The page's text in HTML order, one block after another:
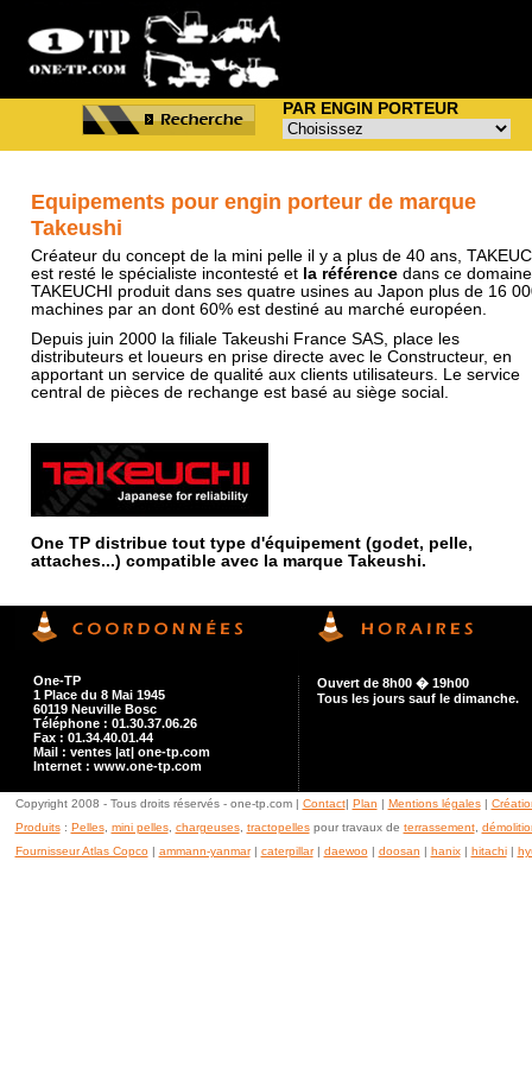
PAR ENGIN PORTEUR
Equipements pour engin porteur de marque
Takeushi
Créateur du concept de la mini pelle il y a plus de 40 ans,
est resté le spécialiste incontesté et la référencedans ce
TAKEUCHI produit dans ses quatre usines au Japon plus de 16
machines par an dont 60% est destiné au marché européen.
Depuis juin 2000 la filiale Takeushi France SAS, place les
distributeurs et loueurs en prise directe avec le Constructeur, en
apportant un service de qualité aux clients utilisateurs. Le service
central de pièces de rechange est basé au siège social.
One TP distribue tout type d'équipement (godet, pelle,
attaches...) compatible avec la marque Takeushi.
One-TP
1 Place du 8 Mai 1945
60119 Neuville Bosc
Téléphone : 01.30.37.06.26
Fax : 01.34.40.01.44
Mail : ventes |at| one-tp.com
Internet : www.one-tp.com
Ouvert de 8h00 � 19h00
Tous les jours sauf le dimanche.
Copyright 2008 - Tous droits réservés - one-tp.com | Contact| Plan | Mentions légales|
Produits: Pelles, mini pelles, chargeuses, tractopellespour travaux de terrassement,
Fournisseur Atlas Copco| ammann-yanmar| caterpillar| daewoo| doosan | hanix| hitachi|